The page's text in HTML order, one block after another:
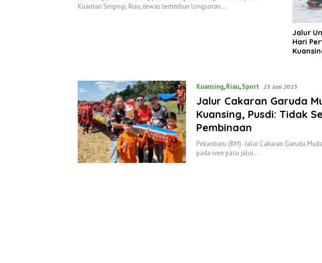
Kuantan Singingi, Riau, tewas tertimbun longsoran…
Jalur
Hari
Kuansing,Riau,Sport 25 Juni 2025
Jalur Cakaran Garuda
Kuansing, Pusdi: Tidak
Pembinaan
Pekanbaru (BM) -Jalur Cakaran Garuda
pada iven pacu jalur…